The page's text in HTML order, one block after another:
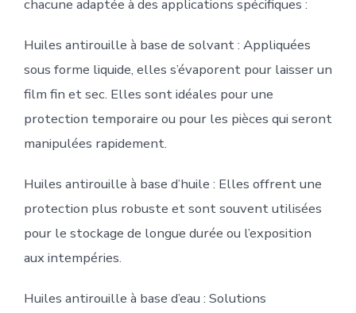
chacune adaptée à des applications spécifiques :
Huiles antirouille à base de solvant : Appliquées
sous forme liquide, elles s’évaporent pour laisser un
film fin et sec. Elles sont idéales pour une
protection temporaire ou pour les pièces qui seront
manipulées rapidement.
Huiles antirouille à base d’huile : Elles offrent une
protection plus robuste et sont souvent utilisées
pour le stockage de longue durée ou l’exposition
aux intempéries.
Huiles antirouille à base d’eau : Solutions